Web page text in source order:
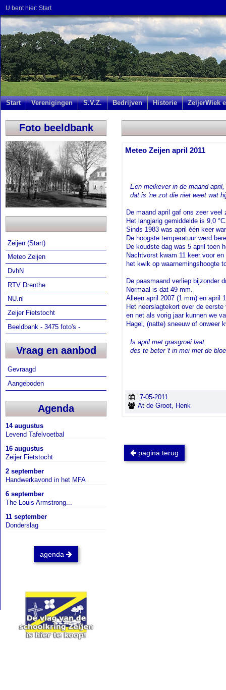
U bent hier: Start
Start Verenigingen S.V.Z. Bedrijven Historie ZeijerWiek
Foto beeldbank
Zeijen (Start)
Meteo Zeijen
DvhN
RTV Drenthe
NU.nl
Zeijer Fietstocht
Beeldbank - 3475 foto's -
Vraag en aanbod
Gevraagd
Aangeboden
Agenda
14 augustus
Levend Tafelvoetbal
16 augustus
Zeijer Fietstocht
2 september
Handwerkavond in het MFA
6 september
The Louis Armstrong...
11 september
Donderslag
agenda
Meteo Zeijen april 2011
Een meikever in de maand april,
dat is 'ne zot die niet weet wat
De maand april gaf ons zeer veel
Het langjarig gemiddelde is 9,0
Sinds 1983 was april één keer
De hoogste temperatuur werd
De koudste dag was 5 april toen
Nachtvorst kwam 11 keer voor
het kwik op waarnemingshoogte
De paasmaand verliep bijzonder
Normaal is dat 49 mm.
Alleen april 2007 (1 mm) en april
Het neerslagtekort over de
en net als vorig jaar kunnen we
Hagel, (natte) sneeuw of onweer
Is april met grasgroei laat
des te beter 't in mei met de
7-05-2011
At de Groot, Henk
pagina terug